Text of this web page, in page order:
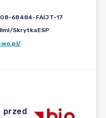
68484-FAIJT-17
SkrytkaESP
przed